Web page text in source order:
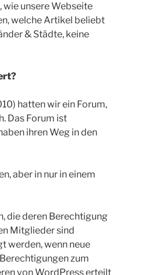
wie unsere Webseite
welche Artikel beliebt
& Städte, keine
hatten wir ein Forum,
Das Forum ist
ihren Weg in den
aber in nur in einem
die deren Berechtigung
Mitglieder sind
werden, wenn neue
zum
von WordPress erteilt